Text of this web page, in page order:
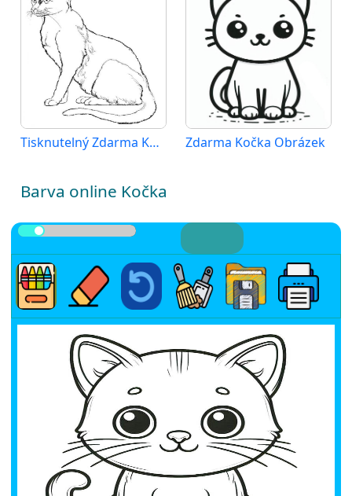
Tisknutelný Zdarma Kočka Zdarma Kočka Obrázek
Barva online Kočka